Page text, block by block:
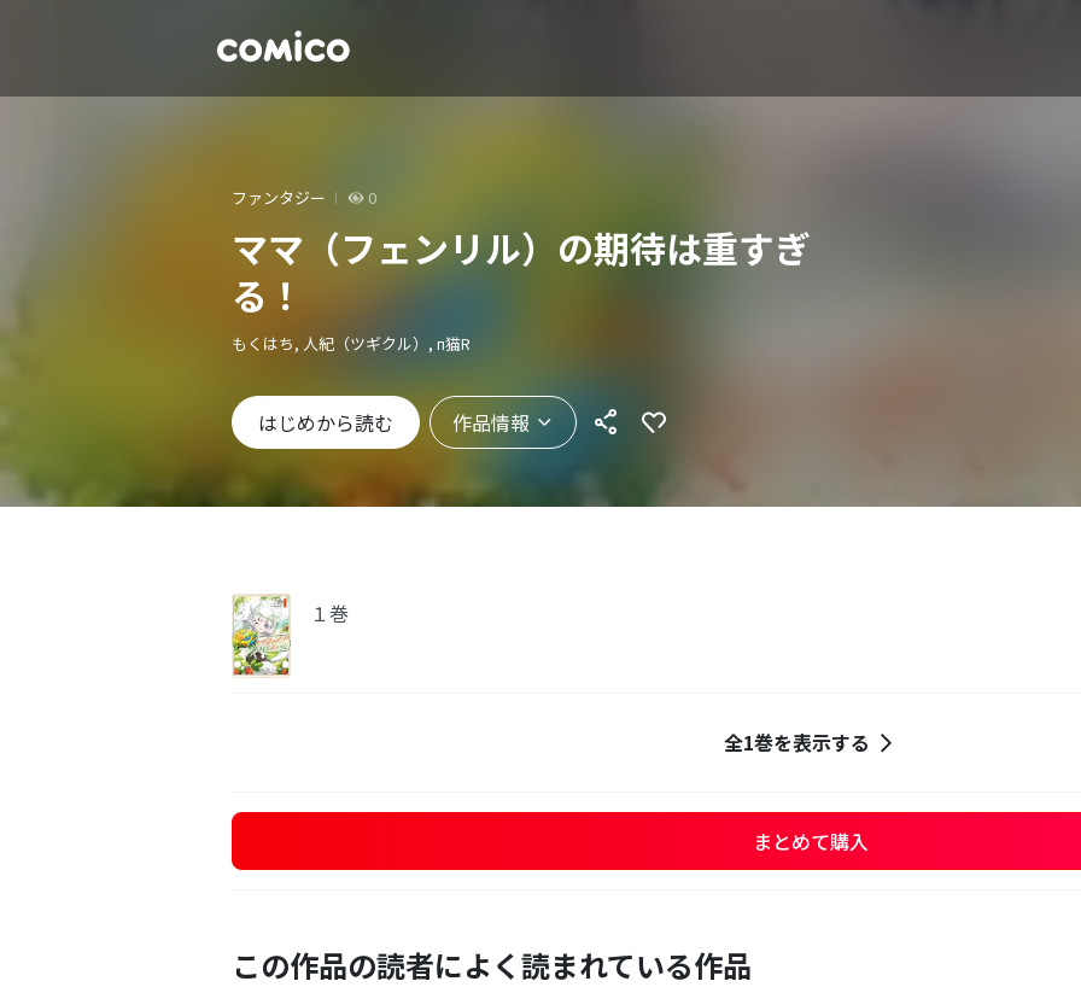
ファンタジー 0
ママ（フェンリル）の期待は重すぎ
る！
もくはち, 人紀（ツギクル）, п猫R
はじめから読む 作品情報
１巻
全1巻を表示する
まとめて購入
この作品の読者によく読まれている作品